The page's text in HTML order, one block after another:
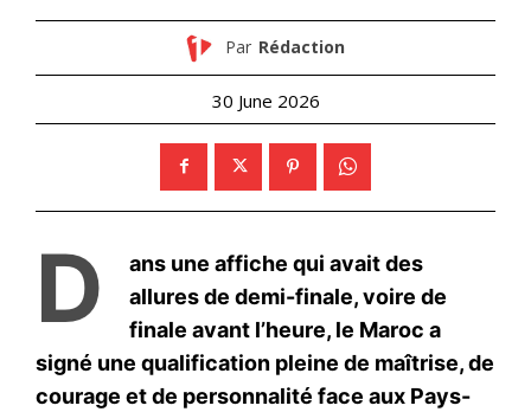
Par Rédaction
30 June 2026
D
ans une affiche qui avait des
allures de demi-finale, voire de
finale avant l’heure, le Maroc a
signé une qualification pleine de maîtrise, de
courage et de personnalité face aux Pays-